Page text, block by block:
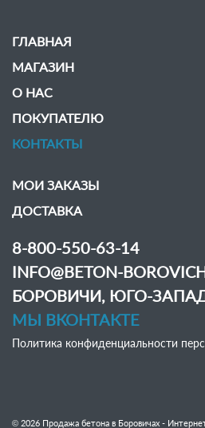
ГЛАВНАЯ
МАГАЗИН
О НАС
ПОКУПАТЕЛЮ
КОНТАКТЫ
МОИ ЗАКАЗЫ
ДОСТАВКА
8-800-550-63-14
INFO@BETON-
БОРОВИЧИ, ЮГО-
МЫ ВКОНТАКТЕ
Политика конфиденциальности
© 2026 Продажа бетона в Боровичах -